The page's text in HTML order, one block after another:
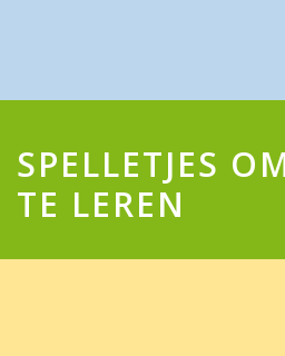
SPELLETJES
TE LEREN